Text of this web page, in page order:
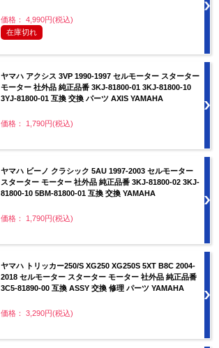
価格： 4,990円(税込)
在庫切れ
ヤマハ アクシス 3VP 1990-1997 セルモーター スターター
モーター 社外品 純正品番 3KJ-81800-01 3KJ-81800-10
3YJ-81800-01 互換 交換 パーツ AXIS YAMAHA
価格： 1,790円(税込)
ヤマハ ビーノ クラシック 5AU 1997-2003 セルモーター
スターター モーター 社外品 純正品番 3KJ-81800-02 3KJ-
81800-10 5BM-81800-01 互換 交換 YAMAHA
価格： 1,790円(税込)
ヤマハ トリッカー250/S XG250 XG250S 5XT B8C 2004-
2018 セルモーター スターター モーター 社外品 純正品番
3C5-81890-00 互換 ASSY 交換 修理 パーツ YAMAHA
価格： 3,290円(税込)